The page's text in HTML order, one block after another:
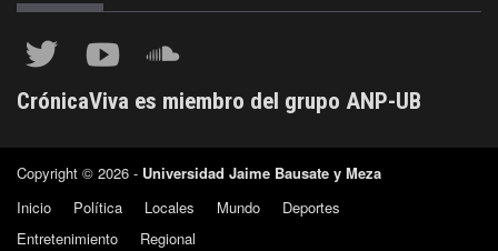
CrónicaViva es miembro del grupo ANP-UB
Copyright © 2026 - Universidad Jaime Bausate y Meza
Inicio
Política Locales Mundo
Deportes
Entretenimiento
Regional